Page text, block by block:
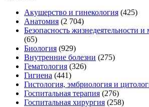
Акушерство и гинекология (425)
Анатомия (2 704)
Безопасность жизнедеятельности
(65)
Биология (929)
Внутренние болезни (275)
Гематология (326)
Гигиена (441)
Гистология, эмбриология и
Госпитальная терапия (276)
Госпитальная хирургия (258)